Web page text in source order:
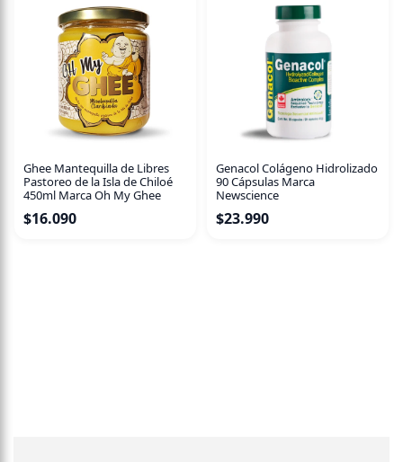
Ghee Mantequilla de Libres
Pastoreo de la Isla de Chiloé
450ml Marca Oh My Ghee
$16.090
Genacol Colágeno Hidrolizado
90 Cápsulas Marca
Newscience
$23.990